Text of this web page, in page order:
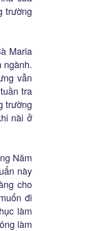
trường
Maria
ngành.
vẫn
tra
trường
nài ở
Năm
này
cho
đi
làm
làm